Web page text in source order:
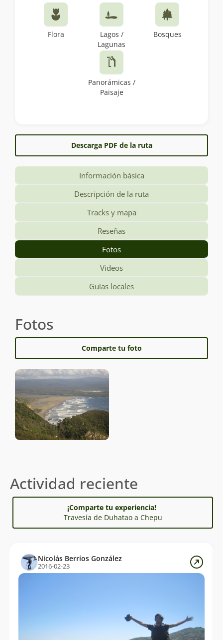
Flora
Lagos /
Lagunas
Bosques
Panorámicas /
Paisaje
Descarga PDF de la ruta
Información básica
Descripción de la ruta
Tracks y mapa
Reseñas
Fotos
Videos
Guías locales
Fotos
Comparte tu foto
Actividad reciente
¡Comparte tu experiencia!
Travesía de Duhatao a Chepu
Nicolás Berríos González
2016-02-23